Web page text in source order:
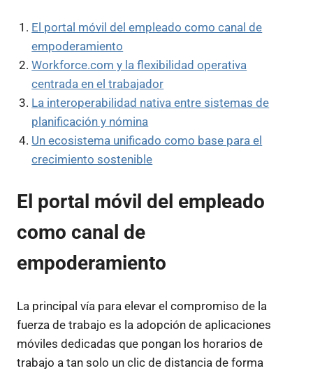
El portal móvil del empleado como canal de
empoderamiento
Workforce.com y la flexibilidad operativa
centrada en el trabajador
La interoperabilidad nativa entre sistemas de
planificación y nómina
Un ecosistema unificado como base para el
crecimiento sostenible
El portal móvil del empleado
como canal de
empoderamiento
La principal vía para elevar el compromiso de la
fuerza de trabajo es la adopción de aplicaciones
móviles dedicadas que pongan los horarios de
trabajo a tan solo un clic de distancia de forma